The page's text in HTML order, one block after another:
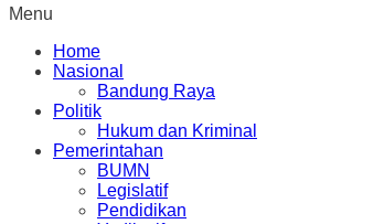
Menu
Home
Nasional
Bandung Raya
Politik
Hukum dan Kriminal
Pemerintahan
BUMN
Legislatif
Pendidikan